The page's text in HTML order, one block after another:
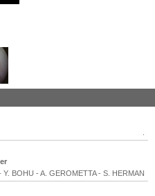
Y. BOHU - A. GEROMETTA- S. HERMAN